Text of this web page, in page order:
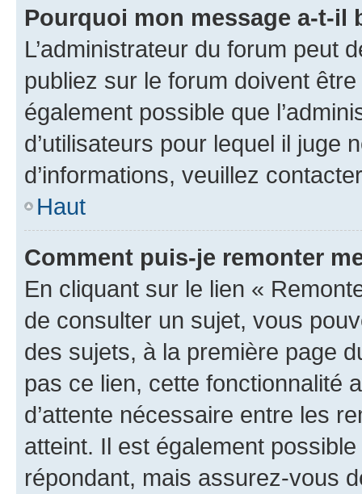
Pourquoi mon message a-t-il
L’administrateur du forum peut
publiez sur le forum doivent
également possible que
d’utilisateurs pour lequel il juge
d’informations, veuillez
Haut
Comment puis-je remonter
En cliquant sur le lien «
de consulter un sujet, vous
des sujets, à la première page
pas ce lien, cette fonctionnalité
d’attente nécessaire entre les
atteint. Il est également
répondant, mais assurez-vous